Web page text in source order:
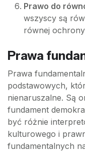
Prawo do
wszyscy są
równej
Prawa
Prawa
podstawowych,
nienaruszalne. Są
fundament
być różnie
kulturowego i
fundamentalnych